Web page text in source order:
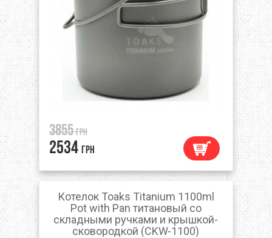
3855 грн
2534 грн
Котелок Toaks Titanium 1100ml
Pot with Pan титановый со
складными ручками и крышкой-
сковородкой (CKW-1100)